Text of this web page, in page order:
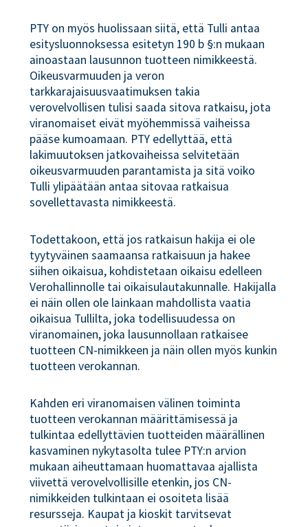
PTY on myös huolissaan siitä, että Tulli antaa
esitysluonnoksessa esitetyn 190 b §:n mukaan
ainoastaan lausunnon tuotteen nimikkeestä.
Oikeusvarmuuden ja veron
tarkkarajaisuusvaatimuksen takia
verovelvollisen tulisi saada sitova ratkaisu, jota
viranomaiset eivät myöhemmissä vaiheissa
pääse kumoamaan. PTY edellyttää, että
lakimuutoksen jatkovaiheissa selvitetään
oikeusvarmuuden parantamista ja sitä voiko
Tulli ylipäätään antaa sitovaa ratkaisua
sovellettavasta nimikkeestä.
Todettakoon, että jos ratkaisun hakija ei ole
tyytyväinen saamaansa ratkaisuun ja hakee
siihen oikaisua, kohdistetaan oikaisu edelleen
Verohallinnolle tai oikaisulautakunnalle. Hakijalla
ei näin ollen ole lainkaan mahdollista vaatia
oikaisua Tullilta, joka todellisuudessa on
viranomainen, joka lausunnollaan ratkaisee
tuotteen CN-nimikkeen ja näin ollen myös kunkin
tuotteen verokannan.
Kahden eri viranomaisen välinen toiminta
tuotteen verokannan määrittämisessä ja
tulkintaa edellyttävien tuotteiden määrällinen
kasvaminen nykytasolta tulee PTY:n arvion
mukaan aiheuttamaan huomattavaa ajallista
viivettä verovelvollisille etenkin, jos CN-
nimikkeiden tulkintaan ei osoiteta lisää
resursseja. Kaupat ja kioskit tarvitsevat